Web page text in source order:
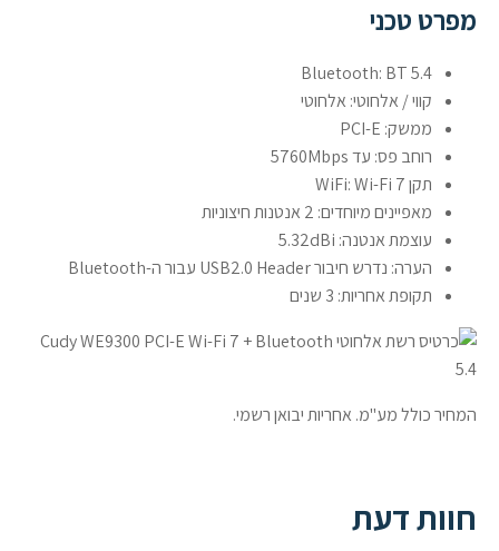
מפרט טכני
Bluetooth: BT 5.4
קווי / אלחוטי: אלחוטי
ממשק: PCI-E
רוחב פס: עד 5760Mbps
תקן WiFi: Wi-Fi 7
מאפיינים מיוחדים: 2 אנטנות חיצוניות
עוצמת אנטנה: 5.32dBi
הערה: נדרש חיבור USB2.0 Header עבור ה-Bluetooth
תקופת אחריות: 3 שנים
המחיר כולל מע"מ. אחריות יבואן רשמי.
חוות דעת